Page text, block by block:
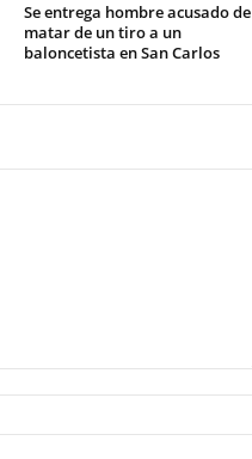
Se entrega hombre acusado de
matar de un tiro a un
baloncetista en San Carlos